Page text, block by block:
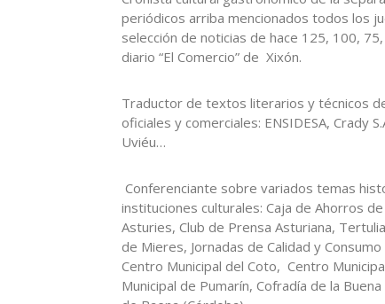
periódicos arriba mencionados todos los
selección de noticias de hace 125, 100,
diario “El Comercio” de Xixón.
Traductor de textos literarios y técnicos
oficiales y comerciales: ENSIDESA, Crady
Uviéu…
Conferenciante sobre variados temas
instituciones culturales: Caja de Ahorros
Asturies, Club de Prensa Asturiana,
de Mieres, Jornadas de Calidad y
Centro Municipal del Coto, Centro
Municipal de Pumarín, Cofradía de la